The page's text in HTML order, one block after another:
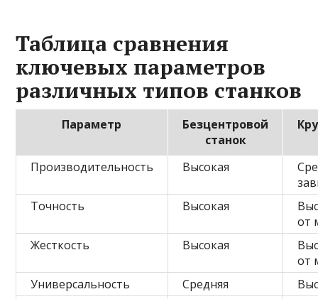
Таблица сравнения
ключевых параметров
различных типов станков
Параметр
Безцентровой
станок
Производительность Высокая
Точность
Высокая
от
Жесткость
Высокая
от
Универсальность
Средняя